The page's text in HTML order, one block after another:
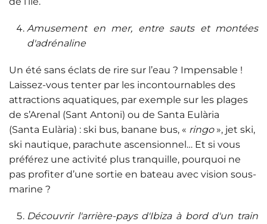
Amusement en mer, entre sauts et montées
d'adrénaline
Un été sans éclats de rire sur l’eau ? Impensable !
Laissez-vous tenter par les incontournables des
attractions aquatiques, par exemple sur les plages
de s’Arenal (Sant Antoni) ou de Santa Eulària
(Santa Eulària) : ski bus, banane bus, « ringo», jet ski,
ski nautique, parachute ascensionnel… Et si vous
préférez une activité plus tranquille, pourquoi ne
pas profiter d’une sortie en bateau avec vision sous-
marine ?
Découvrir l'arrière-pays d'Ibiza à bord d'un train